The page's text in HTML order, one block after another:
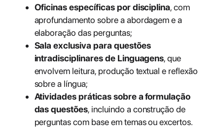
Oficinas específicas por disciplina, com
aprofundamento sobre a abordagem e a
elaboração das perguntas;
Sala exclusiva para questões
intradisciplinares de Linguagens, que
envolvem leitura, produção textual e reflexão
sobre a língua;
Atividades práticas sobre a formulação
das questões, incluindo a construção de
perguntas com base em temas ou excertos.